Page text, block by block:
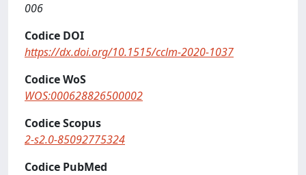
006
Codice DOI
https://dx.doi.org/10.1515/cclm-2020-1037
Codice WoS
WOS:000628826500002
Codice Scopus
2-s2.0-85092775324
Codice PubMed